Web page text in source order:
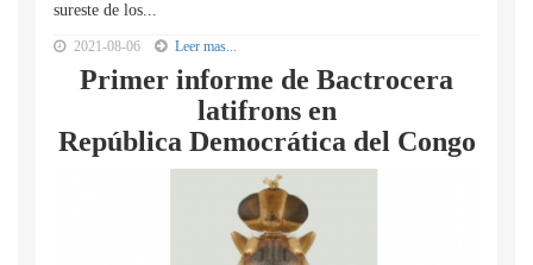
sureste de los...
2021-08-06 Leer mas...
Primer informe de Bactrocera
latifrons en
República Democrática del Congo